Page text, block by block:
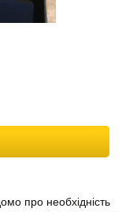
про необхідність